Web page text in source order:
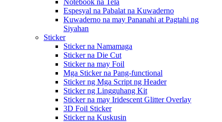
Notebook na Tela
Espesyal na Pabalat na Kuwaderno
Kuwaderno na may Pananahi at Pagtahi ng
Siyahan
Sticker
Sticker na Namamaga
Sticker na Die Cut
Sticker na may Foil
Mga Sticker na Pang-functional
Sticker ng Mga Script ng Header
Sticker ng Lingguhang Kit
Sticker na may Iridescent Glitter Overlay
3D Foil Sticker
Sticker na Kuskusin